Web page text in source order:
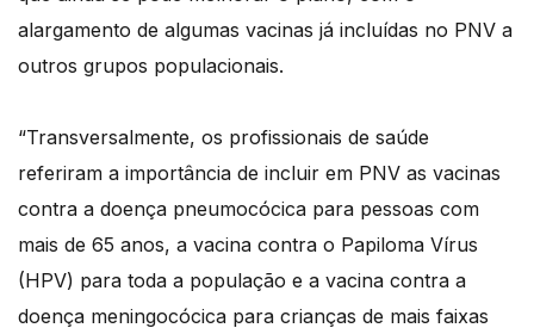
alargamento de algumas vacinas já incluídas no PNV a
outros grupos populacionais.
“Transversalmente, os profissionais de saúde
referiram a importância de incluir em PNV as vacinas
contra a doença pneumocócica para pessoas com
mais de 65 anos, a vacina contra o Papiloma Vírus
(HPV) para toda a população e a vacina contra a
doença meningocócica para crianças de mais faixas